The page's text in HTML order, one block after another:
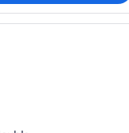
salon moderne avec un